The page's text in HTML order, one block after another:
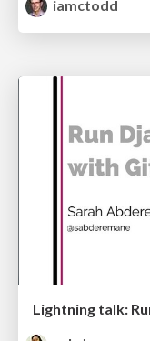
iamctodd